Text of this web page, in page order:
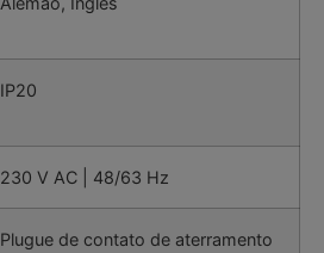
IP20
230 V AC | 48/63 Hz
Plugue de contato de aterramento